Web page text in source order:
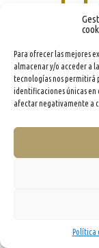
Para ofrecer las mejores
almacenar y/o acceder a
tecnologías nos permitirá
identificaciones únicas
afectar negativamente a
Política
info@evooleum.com